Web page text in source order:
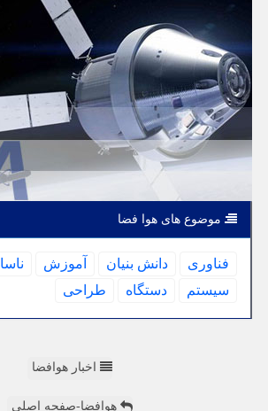
موضوع های هوا فضا
فناوری دانش بنیان آموزش ناسا
سیستم
دستگاه طراحی
اخبار هوافضا
هوافضا-صفحه اصلی